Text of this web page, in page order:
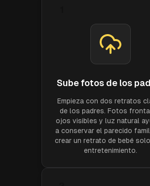
Sube fotos de los
Empieza con dos retratos
de los padres. Fotos
ojos visibles y luz natural
a conservar el parecido
crear un retrato de bebé
entretenimiento.